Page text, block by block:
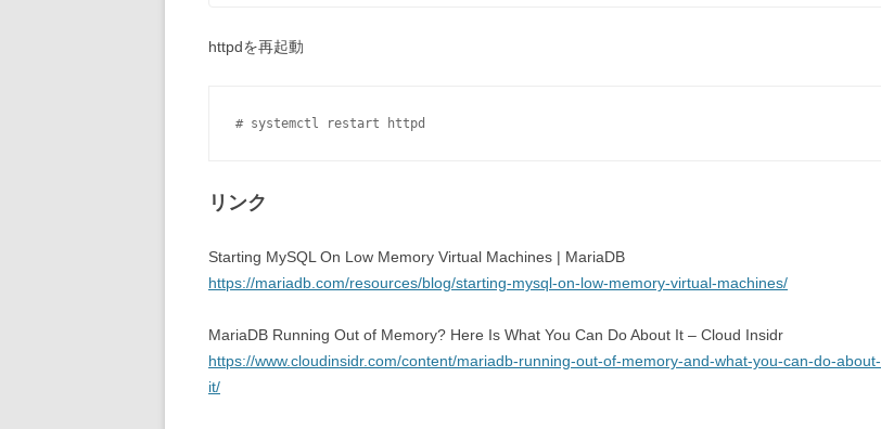
httpdを再起動
# systemctl restart httpd
リンク
Starting MySQL On Low Memory Virtual Machines | MariaDB
https://mariadb.com/resources/blog/starting-mysql-on-low-memory-virtual-machines/
MariaDB Running Out of Memory? Here Is What You Can Do About It – Cloud Insidr
https://www.cloudinsidr.com/content/mariadb-running-out-of-memory-and-what-you-can-do-about-
it/